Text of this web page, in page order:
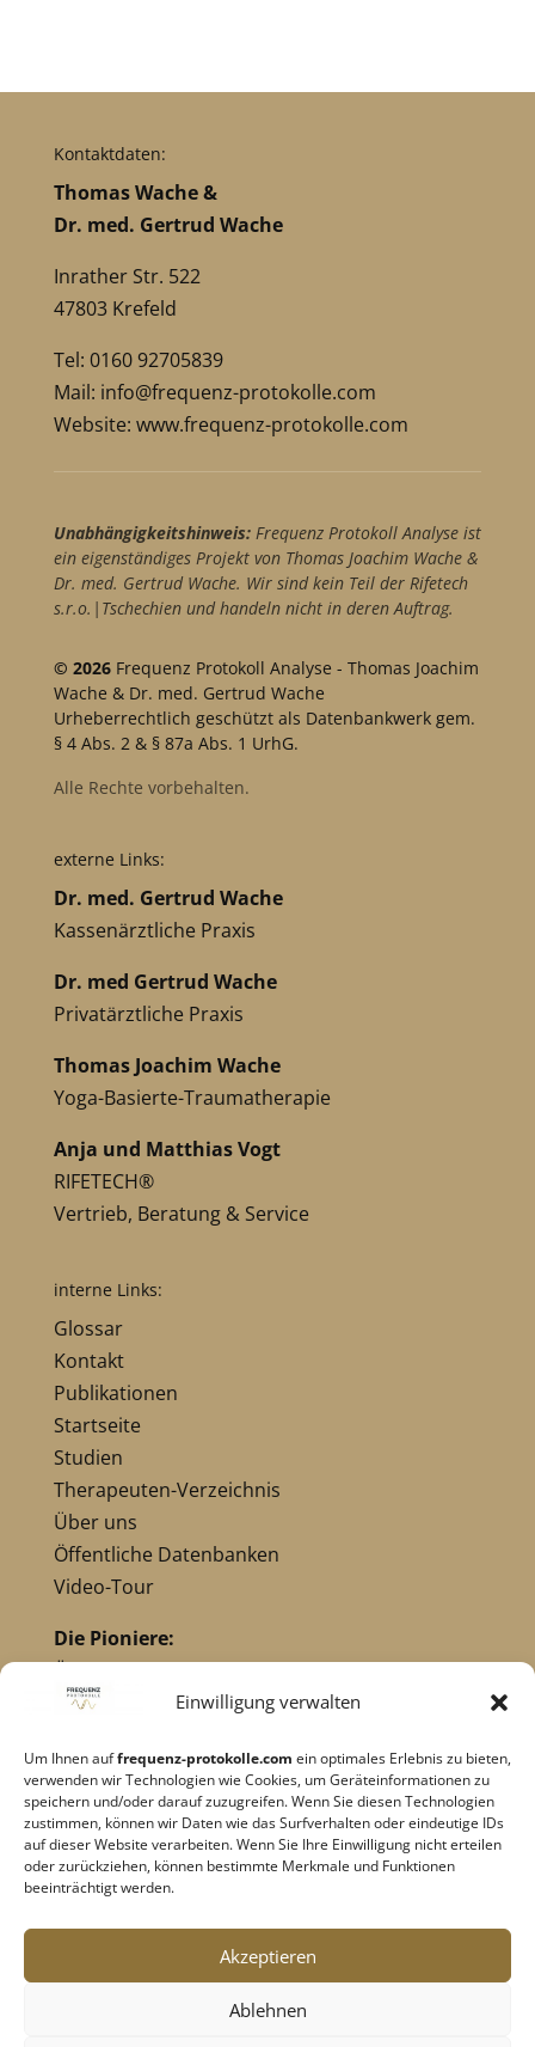
Einwilligung verwalten
Um Ihnen auffrequenz-protokolle.com ein optimales Erlebnis zu bieten,
verwenden wir Technologien wie Cookies, um Geräteinformationen zu
speichern und/oder darauf zuzugreifen. Wenn Sie diesen Technologien
zustimmen, können wir Daten wie das Surfverhalten oder eindeutige IDs
auf dieser Website verarbeiten. Wenn Sie Ihre Einwilligung nicht erteilen
oder zurückziehen, können bestimmte Merkmale und Funktionen
beeinträchtigt werden.
Akzeptieren
Ablehnen
Kontaktdaten:
Thomas Wache &
Dr. med. Gertrud Wache
Inrather Str. 522
47803 Krefeld
Tel: 0160 92705839
Mail: info@frequenz-protokolle.com
Website: www.frequenz-protokolle.com
Unabhängigkeitshinweis:Frequenz Protokoll Analyse ist
ein eigenständiges Projekt von Thomas Joachim Wache &
Dr. med. Gertrud Wache. Wir sind kein Teil der Rifetech
s.r.o.|Tschechien und handeln nicht in deren Auftrag.
© 2026 Frequenz Protokoll Analyse - Thomas Joachim
Wache & Dr. med. Gertrud Wache
Urheberrechtlich geschützt als Datenbankwerk gem.
§ 4 Abs. 2 & § 87a Abs. 1 UrhG.
Alle Rechte vorbehalten.
externe Links:
Dr. med. Gertrud Wache
Kassenärztliche Praxis
Dr. med Gertrud Wache
Privatärztliche Praxis
Thomas Joachim Wache
Yoga-Basierte-Traumatherapie
Anja und Matthias Vogt
RIFETECH®
Vertrieb, Beratung & Service
interne Links:
Glossar
Kontakt
Publikationen
Startseite
Studien
Therapeuten-Verzeichnis
Über uns
Öffentliche Datenbanken
Video-Tour
Die Pioniere:
Übersicht Pioniere
Nikola Tesla
Dr. Hulda Clark
Robert C. Beck
Georges Lakhovsky
verwandte Pioniere
Datenschutz
Cookie-Richtlinie|AGB's